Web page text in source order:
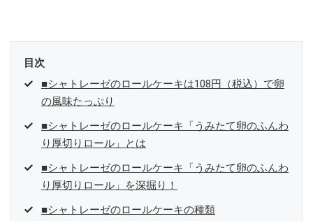
目次
■シャトレーゼのロールケーキは108円（税込）で卵
の風味たっぷり
■シャトレーゼのロールケーキ「うみたて卵のふんわ
り厚切りロール」とは
■シャトレーゼのロールケーキ「うみたて卵のふんわ
り厚切りロール」を深掘り！
■シャトレーゼのロールケーキの種類